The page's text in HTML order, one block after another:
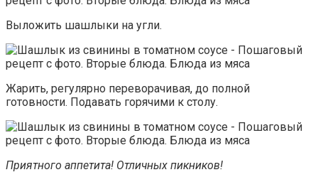
Выложить шашлыки на угли.
Жарить, регулярно переворачивая, до полной
готовности. Подавать горячими к столу.
Приятного аппетита! Отличных пикников!